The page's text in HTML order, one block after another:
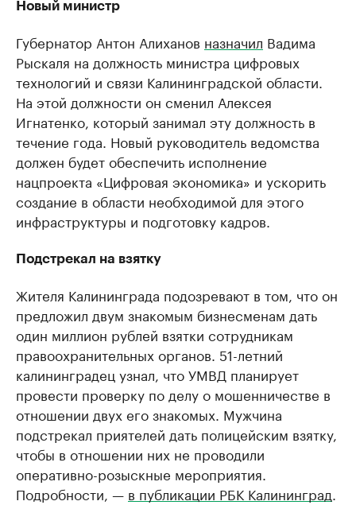
Новый министр
Губернатор Антон Алиханов назначил Вадима
Рыскаля на должность министра цифровых
технологий и связи Калининградской области.
На этой должности он сменил Алексея
Игнатенко, который занимал эту должность в
течение года. Новый руководитель ведомства
должен будет обеспечить исполнение
нацпроекта «Цифровая экономика» и ускорить
создание в области необходимой для этого
инфраструктуры и подготовку кадров.
Подстрекал на взятку
Жителя Калининграда подозревают в том, что он
предложил двум знакомым бизнесменам дать
один миллион рублей взятки сотрудникам
правоохранительных органов. 51-летний
калининградец узнал, что УМВД планирует
провести проверку по делу о мошенничестве в
отношении двух его знакомых. Мужчина
подстрекал приятелей дать полицейским взятку,
чтобы в отношении них не проводили
оперативно-розыскные мероприятия.
Подробности, — в публикации РБК Калининград